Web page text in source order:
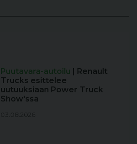
Puutavara-autoilu | Renault
Trucks esittelee
uutuuksiaan Power Truck
Show'ssa
03.08.2026